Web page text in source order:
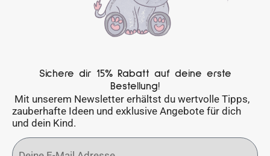
Sichere dir 15% Rabatt auf deine erste
Bestellung!
Mit unserem Newsletter erhältst du wertvolle Tipps,
zauberhafte Ideen und exklusive Angebote für dich
und dein Kind.